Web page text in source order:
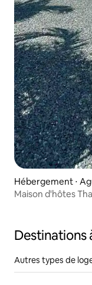
Hébergement ⋅
Maison d'hôtes
Destinations
Autres types de